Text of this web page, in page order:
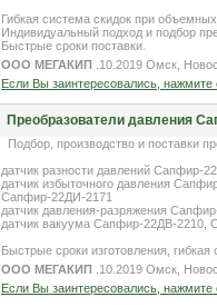
Гибкая система скидок при объемных
Индивидуальный подход и подбор
Быстрые сроки поставки.
ООО МЕГАКИП .10.2019 Омск,
Если Вы заинтересовались, нажмите
Преобразователи давления
Подбор, производство и поставки
датчик разности давлений
датчик избыточного давления
Сапфир-22ДИ-2171
датчик давления-разряжения
датчик вакуума Сапфир-22ДВ-
Быстрые сроки изготовления,
ООО МЕГАКИП .10.2019 Омск,
Если Вы заинтересовались, нажмите